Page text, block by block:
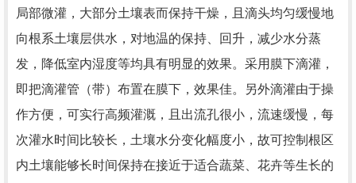
局部微灌，大部分土壤表而保持干燥，且滴头均匀缓慢地
向根系土壤层供水，对地温的保持、回升，减少水分蒸
发，降低室内湿度等均具有明显的效果。采用膜下滴灌，
即把滴灌管（带）布置在膜下，效果佳。另外滴灌由于操
作方便，可实行高频灌溉，且出流孔很小，流速缓慢，每
次灌水时间比较长，土壤水分变化幅度小，故可控制根区
内土壤能够长时间保持在接近于适合蔬菜、花卉等生长的